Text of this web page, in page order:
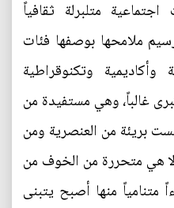
متلبرلة ثقافياً
ملامحها بوصفها فئات
وتكنوقراطية
غالباً، وهي مستفيدة من
بريئة من العنصرية ومن
هي متحررة من الخوف من
متنامياً منها أصبح يتبنى